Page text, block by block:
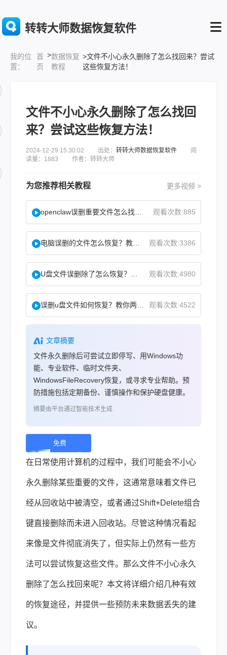
转转大师数据恢复软件
我的位
置：
首
页
>数据恢复
教程
>文件不小心永久删除了怎么找回来？尝试
这些恢复方法！
文件不小心永久删除了怎么找回
来？尝试这些恢复方法！
2024-12-29 15:30:02 出处： 转转大师数据恢复软件 阅
读量：1883 作者：转转大师
为您推荐相关教程 更多视频 >
观看次数:885
观看次数:3386
观看次数:4980
观看次数:4522
文章摘要
文件永久删除后可尝试立即停写、用Windows功
能、专业软件、临时文件夹、
WindowsFileRecovery恢复，或寻求专业帮助。预
防措施包括定期备份、谨慎操作和保护硬盘健康。
摘要由平台通过智能技术生成
免费
下
载 |
在日常使用计算机的过程中，我们可能会不小心
永久删除某些重要的文件，这通常意味着文件已
经从回收站中被清空，或者通过Shift+Delete组合
键直接删除而未进入回收站。尽管这种情况看起
来像是文件彻底消失了，但实际上仍然有一些方
法可以尝试恢复这些文件。那么文件不小心永久
删除了怎么找回来呢？本文将详细介绍几种有效
的恢复途径，并提供一些预防未来数据丢失的建
议。